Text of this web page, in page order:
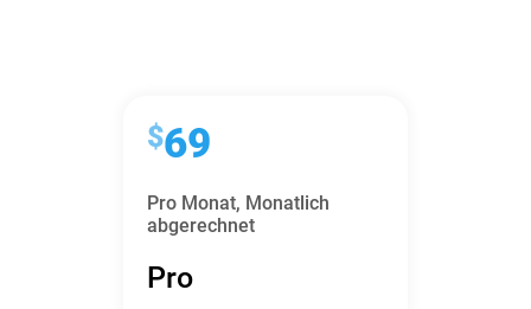
$69
Pro Monat, Monatlich
abgerechnet
Pro